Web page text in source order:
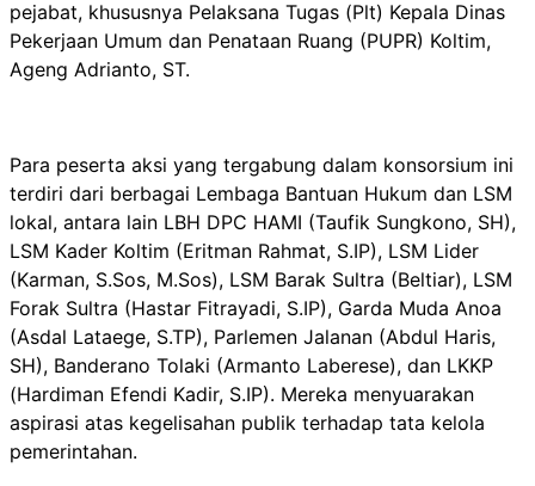
pejabat, khususnya Pelaksana Tugas (Plt) Kepala Dinas
Pekerjaan Umum dan Penataan Ruang (PUPR) Koltim,
Ageng Adrianto, ST.
Para peserta aksi yang tergabung dalam konsorsium ini
terdiri dari berbagai Lembaga Bantuan Hukum dan LSM
lokal, antara lain LBH DPC HAMI (Taufik Sungkono, SH),
LSM Kader Koltim (Eritman Rahmat, S.IP), LSM Lider
(Karman, S.Sos, M.Sos), LSM Barak Sultra (Beltiar), LSM
Forak Sultra (Hastar Fitrayadi, S.IP), Garda Muda Anoa
(Asdal Lataege, S.TP), Parlemen Jalanan (Abdul Haris,
SH), Banderano Tolaki (Armanto Laberese), dan LKKP
(Hardiman Efendi Kadir, S.IP). Mereka menyuarakan
aspirasi atas kegelisahan publik terhadap tata kelola
pemerintahan.